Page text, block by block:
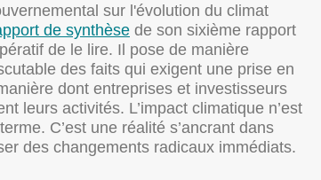
sur l'évolution du climat
de synthèse de son sixième rapport
de le lire. Il pose de manière
des faits qui exigent une prise en
dont entreprises et investisseurs
leurs activités. L’impact climatique n’est
C’est une réalité s’ancrant dans
des changements radicaux immédiats.